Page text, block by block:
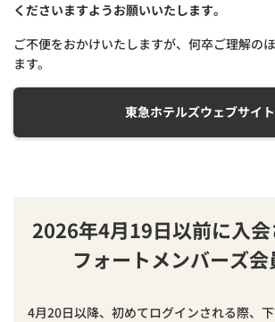
くださいますようお願いいたします。
ご不便をおかけいたしますが、何卒ご理解の
ます。
東急ホテルズウェブサイト
2026年4月19日以前に入
フォートメンバーズ会
4月20日以降、初めてログインされる際、